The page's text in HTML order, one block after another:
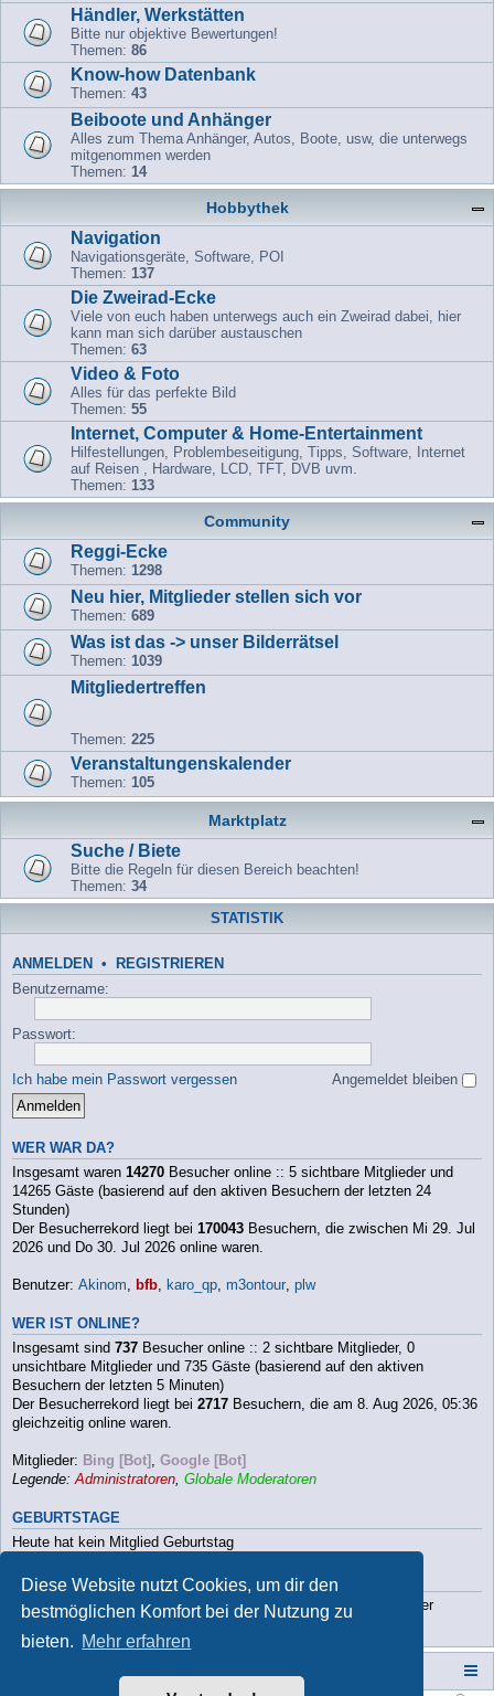
Diese Website nutzt Cookies, um dir den
bestmöglichen Komfort bei der Nutzung zu
bieten. Mehr erfahren
Händler, Werkstätten
Bitte nur objektive Bewertungen!
Themen: 86
Know-how Datenbank
Themen: 43
Beiboote und Anhänger
Alles zum Thema Anhänger, Autos, Boote, usw, die unterwegs
mitgenommen werden
Themen: 14
Hobbythek
Navigation
Navigationsgeräte, Software, POI
Themen: 137
Die Zweirad-Ecke
Viele von euch haben unterwegs auch ein Zweirad dabei, hier
kann man sich darüber austauschen
Themen: 63
Video & Foto
Alles für das perfekte Bild
Themen: 55
Internet, Computer & Home-Entertainment
Hilfestellungen, Problembeseitigung, Tipps, Software, Internet
auf Reisen , Hardware, LCD, TFT, DVB uvm.
Themen: 133
Community
Reggi-Ecke
Themen: 1298
Neu hier, Mitglieder stellen sich vor
Themen: 689
Was ist das -> unser Bilderrätsel
Themen: 1039
Mitgliedertreffen
Themen: 225
Veranstaltungenskalender
Themen: 105
Marktplatz
Suche / Biete
Bitte die Regeln für diesen Bereich beachten!
Themen: 34
STATISTIK
ANMELDEN • REGISTRIEREN
Benutzername:
Passwort:
Ich habe mein Passwort vergessen Angemeldet bleiben
WER WAR DA?
Insgesamt waren 14270 Besucher online :: 5 sichtbare Mitglieder und
14265 Gäste (basierend auf den aktiven Besuchern der letzten 24
Stunden)
Der Besucherrekord liegt bei 170043 Besuchern, die zwischen Mi 29. Jul
2026 und Do 30. Jul 2026 online waren.
Benutzer: Akinom, bfb, karo_qp, m3ontour, plw
WER IST ONLINE?
Insgesamt sind 737 Besucher online :: 2 sichtbare Mitglieder, 0
unsichtbare Mitglieder und 735 Gäste (basierend auf den aktiven
Besuchern der letzten 5 Minuten)
Der Besucherrekord liegt bei 2717 Besuchern, die am 8. Aug 2026, 05:36
gleichzeitig online waren.
Mitglieder: Bing [Bot] , Google [Bot]
Legende:Administratoren, Globale Moderatoren
GEBURTSTAGE
Heute hat kein Mitglied Geburtstag
STATISTIK
Beiträge insgesamt 112790• Themen insgesamt9813
• Mitglieder
insgesamt3202 Paula2026